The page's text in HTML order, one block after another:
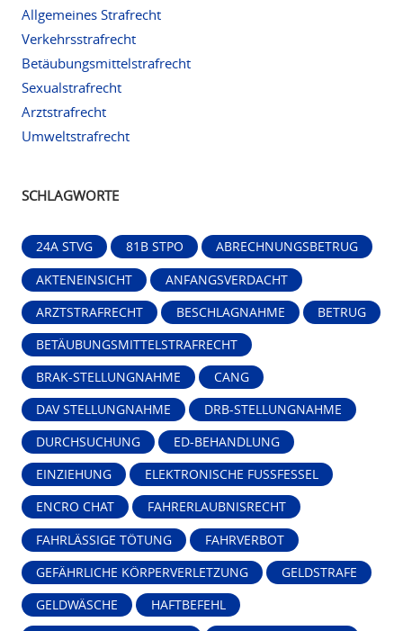
Allgemeines Strafrecht
Verkehrsstrafrecht
Betäubungsmittelstrafrecht
Sexualstrafrecht
Arztstrafrecht
Umweltstrafrecht
SCHLAGWORTE
24A STVG 81B STPO ABRECHNUNGSBETRUG
AKTENEINSICHT ANFANGSVERDACHT
ARZTSTRAFRECHT BESCHLAGNAHME BETRUG
BETÄUBUNGSMITTELSTRAFRECHT
BRAK-STELLUNGNAHME CANG
DAV STELLUNGNAHME DRB-STELLUNGNAHME
DURCHSUCHUNG ED-BEHANDLUNG
EINZIEHUNG ELEKTRONISCHE FUSSFESSEL
ENCRO CHAT FAHRERLAUBNISRECHT
FAHRLÄSSIGE TÖTUNG FAHRVERBOT
GEFÄHRLICHE KÖRPERVERLETZUNG GELDSTRAFE
GELDWÄSCHE HAFTBEFEHL